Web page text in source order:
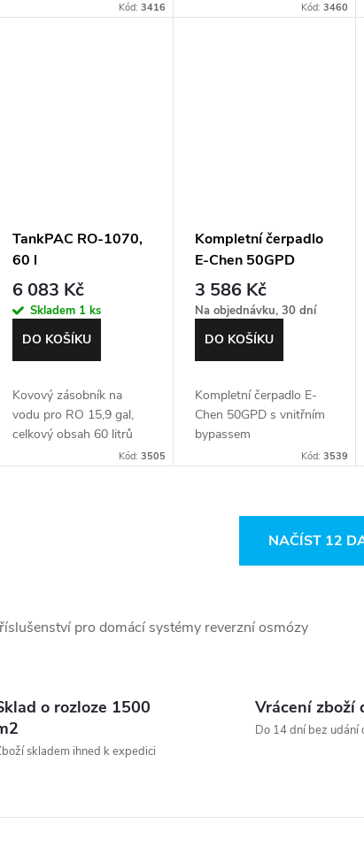
Kód: 3416 Kód: 3460
TankPAC RO-1070,
60 l
6 083 Kč
Skladem 1 ks
DO KOŠÍKU
Kovový zásobník na
vodu pro RO 15,9 gal,
celkový obsah 60 litrů
Kód: 3505
Kompletní čerpadlo
E-Chen 50GPD
3 586 Kč
Na objednávku, 30 dní
DO KOŠÍKU
Kompletní čerpadlo E-
Chen 50GPD s vnitřním
bypassem
Kód: 3539
NAČÍST 12
pro domácí systémy reverzní osmózy
o rozloze 1500
skladem ihned k expedici
Vrácení zboží
Do 14 dní bez udání